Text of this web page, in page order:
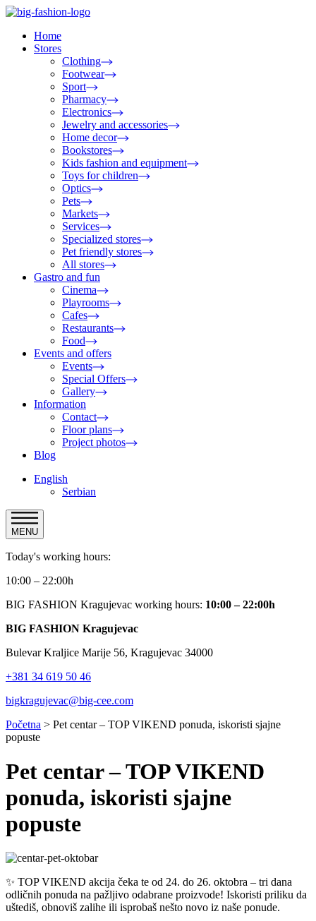
Home
Stores
Clothing
Footwear
Sport
Pharmacy
Electronics
Jewelry and accessories
Home decor
Bookstores
Kids fashion and equipment
Toys for children
Optics
Pets
Markets
Services
Specialized stores
Pet friendly stores
All stores
Gastro and fun
Cinema
Playrooms
Cafes
Restaurants
Food
Events and offers
Events
Special Offers
Gallery
Information
Contact
Floor plans
Project photos
Blog
English
Serbian
MENU
Today's working hours:
10:00 – 22:00h
BIG FASHION Kragujevac working hours: 10:00 – 22:00h
BIG FASHION Kragujevac
Bulevar Kraljice Marije 56, Kragujevac 34000
+381 34 619 50 46
bigkragujevac@big-cee.com
Početna > Pet centar – TOP VIKEND ponuda, iskoristi sjajne
popuste
Pet centar – TOP VIKEND
ponuda, iskoristi sjajne
popuste
✨ TOP VIKEND akcija čeka te od 24. do 26. oktobra – tri dana
odličnih ponuda na pažljivo odabrane proizvode! Iskoristi priliku da
uštediš, obnoviš zalihe ili isprobaš nešto novo iz naše ponude.